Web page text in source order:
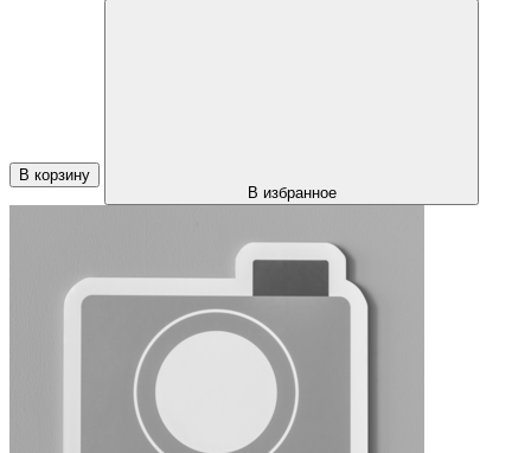
В корзину
В избранное